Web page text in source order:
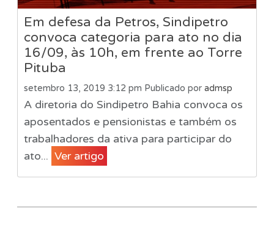
Em defesa da Petros, Sindipetro
convoca categoria para ato no dia
16/09, às 10h, em frente ao Torre
Pituba
setembro 13, 2019 3:12 pm Publicado por admsp
A diretoria do Sindipetro Bahia convoca os
aposentados e pensionistas e também os
trabalhadores da ativa para participar do
ato... Ver artigo